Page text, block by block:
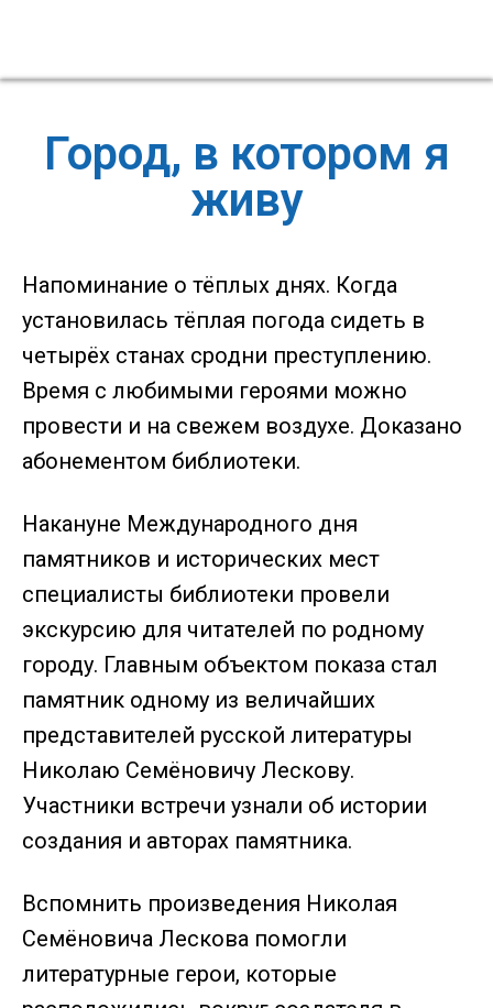
Город, в котором я
живу
Напоминание о тёплых днях. Когда
установилась тёплая погода сидеть в
четырёх станах сродни преступлению.
Время с любимыми героями можно
провести и на свежем воздухе. Доказано
абонементом библиотеки.
Накануне Международного дня
памятников и исторических мест
специалисты библиотеки провели
экскурсию для читателей по родному
городу. Главным объектом показа стал
памятник одному из величайших
представителей русской литературы
Николаю Семёновичу Лескову.
Участники встречи узнали об истории
создания и авторах памятника.
Вспомнить произведения Николая
Семёновича Лескова помогли
литературные герои, которые